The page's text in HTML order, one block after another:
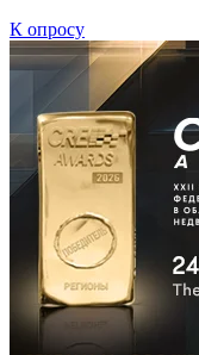
К опросу